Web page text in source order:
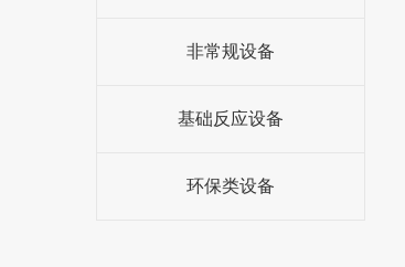
非常规设备
基础反应设备
环保类设备